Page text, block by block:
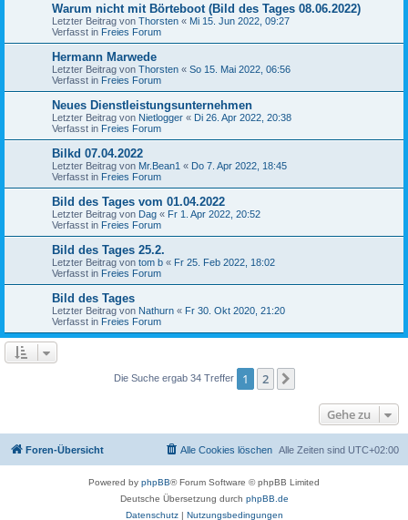
Warum nicht mit Börteboot (Bild des Tages 08.06.2022)
Letzter Beitrag von Thorsten « Mi 15. Jun 2022, 09:27
Verfasst in Freies Forum
Hermann Marwede
Letzter Beitrag von Thorsten « So 15. Mai 2022, 06:56
Verfasst in Freies Forum
Neues Dienstleistungsunternehmen
Letzter Beitrag von Nietlogger « Di 26. Apr 2022, 20:38
Verfasst in Freies Forum
Bilkd 07.04.2022
Letzter Beitrag von Mr.Bean1 « Do 7. Apr 2022, 18:45
Verfasst in Freies Forum
Bild des Tages vom 01.04.2022
Letzter Beitrag von Dag « Fr 1. Apr 2022, 20:52
Verfasst in Freies Forum
Bild des Tages 25.2.
Letzter Beitrag von tom b « Fr 25. Feb 2022, 18:02
Verfasst in Freies Forum
Bild des Tages
Letzter Beitrag von Nathurn « Fr 30. Okt 2020, 21:20
Verfasst in Freies Forum
Die Suche ergab 34 Treffer 1 2
Gehe zu
Foren-Übersicht Alle Zeiten sind UTC+02:00
Alle Cookies löschen
Powered by phpBB® Forum Software © phpBB Limited
Deutsche Übersetzung durch phpBB.de
Datenschutz| Nutzungsbedingungen